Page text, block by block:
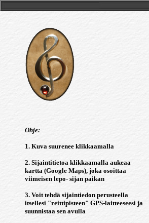
Ohje:
1. Kuva suurenee klikkaamalla
2. Sijaintitietoa klikkaamalla aukeaa
kartta (Google Maps), joka osoittaa
viimeisen lepo- sijan paikan
3. Voit tehdä sijaintiedon perusteella
itsellesi "reittipisteen" GPS-laitteeseesi ja
suunnistaa sen avulla